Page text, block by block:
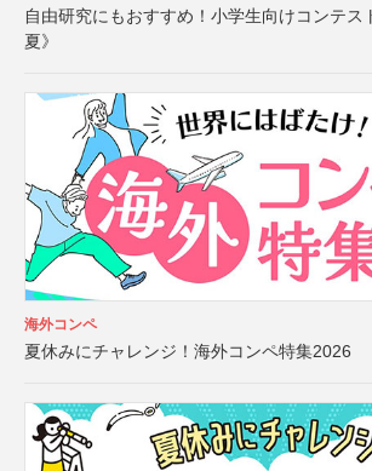
自由研究にもおすすめ！小学生向けコンテス
夏》
海外コンペ
夏休みにチャレンジ！海外コンペ特集2026